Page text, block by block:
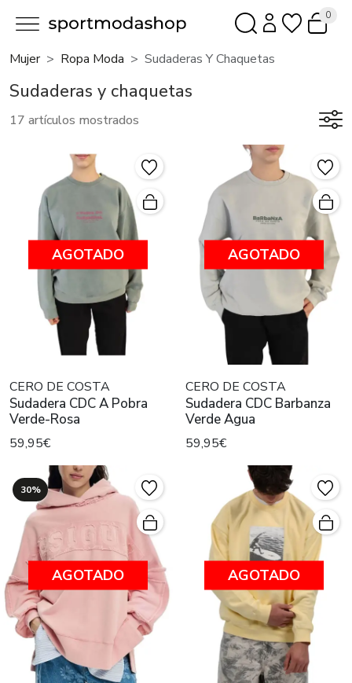
0
Mujer Ropa Moda Sudaderas Y Chaquetas
Sudaderas y chaquetas
17 artículos mostrados
AGOTADO
CERO DE COSTA
Sudadera CDC A Pobra
Verde-Rosa
59,95€
AGOTADO
CERO DE COSTA
Sudadera CDC Barbanza
Verde Agua
59,95€
30%
AGOTADO AGOTADO